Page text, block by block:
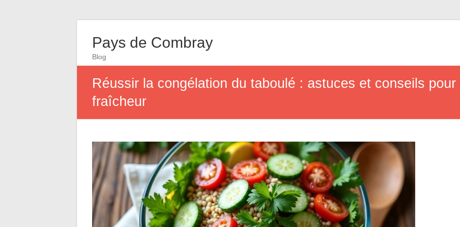
Pays de Combray
Blog
Réussir la congélation du taboulé : astuces et conseils
fraîcheur